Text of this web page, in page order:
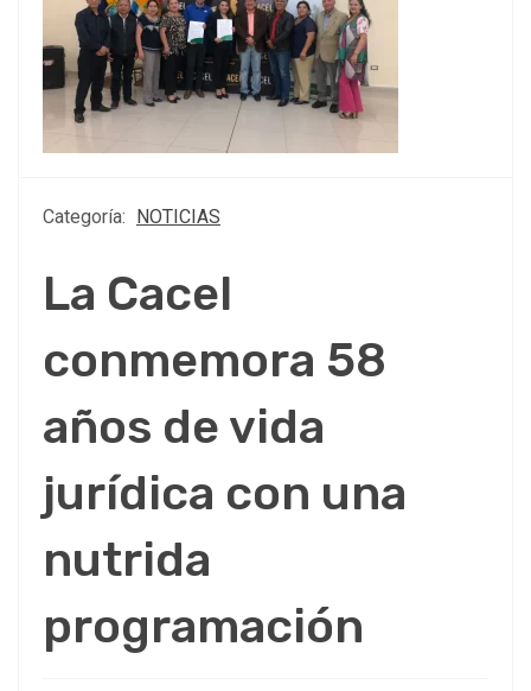
Categoría: NOTICIAS
La Cacel
conmemora 58
años de vida
jurídica con una
nutrida
programación